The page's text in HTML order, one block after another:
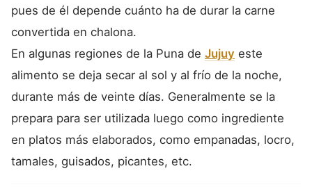
pues de él depende cuánto ha de durar la carne
convertida en chalona.
En algunas regiones de la Puna de Jujuy este
alimento se deja secar al sol y al frío de la noche,
durante más de veinte días. Generalmente se la
prepara para ser utilizada luego como ingrediente
en platos más elaborados, como empanadas, locro,
tamales, guisados, picantes, etc.